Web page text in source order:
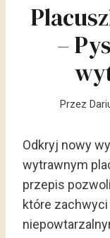
–
Przez
Odkryj nowy
wytrawnym
przepis
które